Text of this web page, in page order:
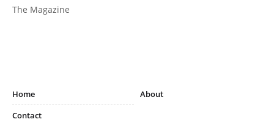
The Magazine
Home
About
Contact